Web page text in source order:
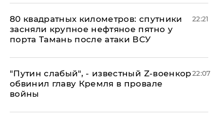
80 квадратных километров: спутники
засняли крупное нефтяное пятно у
порта Тамань после атаки ВСУ
22:21
​"Путин слабый", - известный Z-военкор
обвинил главу Кремля в провале
войны
22:07